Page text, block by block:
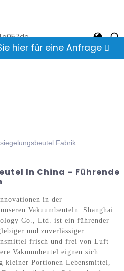
hier für eine Anfrage
Fabrik
In China – Führende
in der
Vakuumbeuteln. Shanghai
Co., Ltd. ist ein führender
und zuverlässiger
frisch und frei von Luft
Vakuumbeutel eignen sich
kleiner Portionen Lebensmittel,